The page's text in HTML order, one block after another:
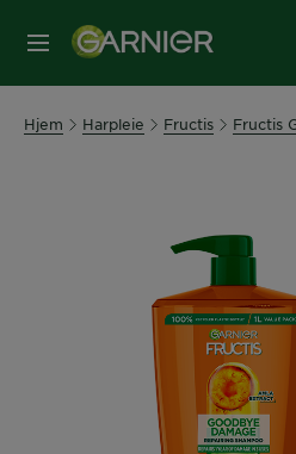
MENY
Hjem Harpleie Fructis Fructis